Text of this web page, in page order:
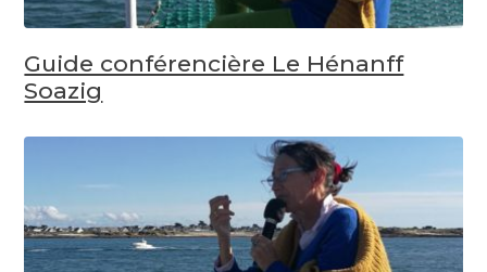
Guide conférencière Le Hénanff
Soazig